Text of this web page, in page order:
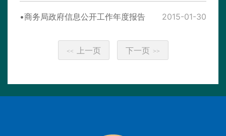
商务局政府信息公开工作年度报告 2015-01-30
<< 上一页 下一页 >>